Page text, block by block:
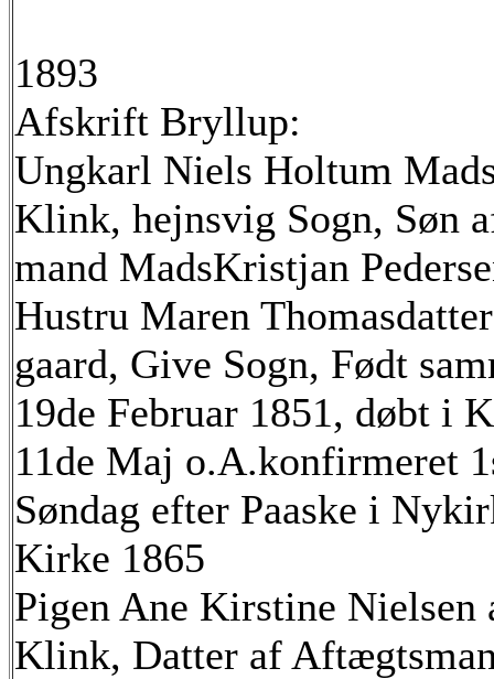
1893
Afskrift Bryllup:
Ungkarl Niels Holtum
Klink, hejnsvig Sogn, Søn
mand MadsKristjan
Hustru Maren
gaard, Give Sogn, Født
19de Februar 1851, døbt i
11de Maj o.A.konfirmeret
Søndag efter Paaske i
Kirke 1865
Pigen Ane Kirstine Nielsen
Klink, Datter af